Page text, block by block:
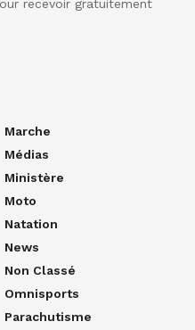
recevoir gratuitement
Marche
Médias
Ministère
Moto
Natation
News
Non Classé
Omnisports
Parachutisme